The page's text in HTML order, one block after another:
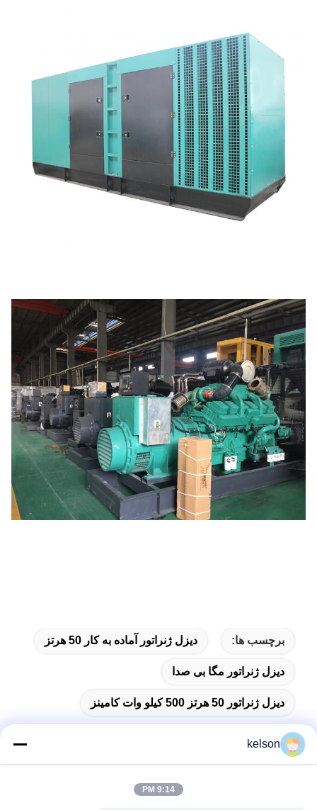
برچسب ها: دیزل ژنراتور آماده به کار 50 هرتز
دیزل ژنراتور مگا بی صدا
دیزل ژنراتور 50 هرتز 500 کیلو وات کامینز
kelson
9:14 PM